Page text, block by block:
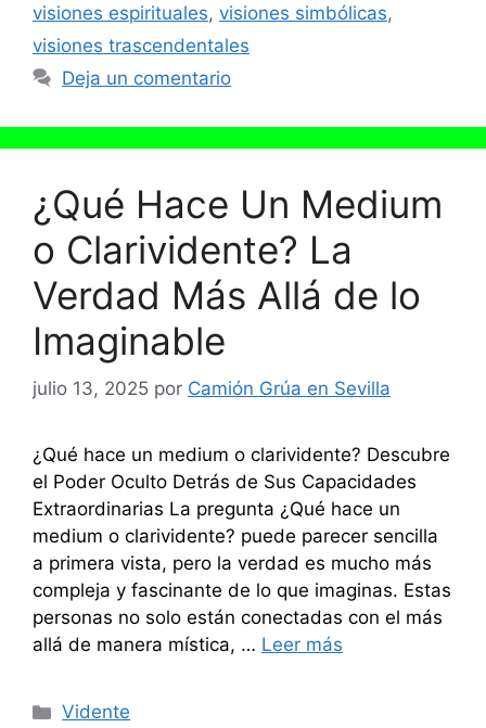
visiones espirituales, visiones simbólicas,
visiones trascendentales
Deja un comentario
¿Qué Hace Un Medium
o Clarividente? La
Verdad Más Allá de lo
Imaginable
julio 13, 2025 por Camión Grúa en Sevilla
¿Qué hace un medium o clarividente? Descubre
el Poder Oculto Detrás de Sus Capacidades
Extraordinarias La pregunta ¿Qué hace un
medium o clarividente? puede parecer sencilla
a primera vista, pero la verdad es mucho más
compleja y fascinante de lo que imaginas. Estas
personas no solo están conectadas con el más
allá de manera mística, … Leer más
Categorías
Vidente